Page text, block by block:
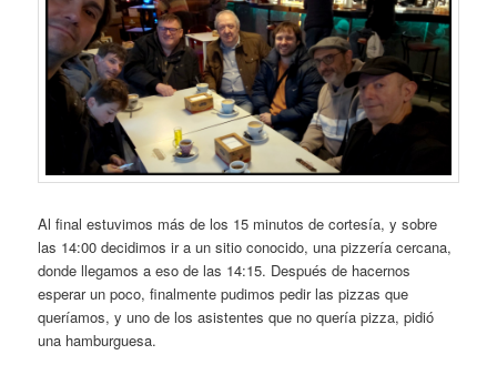
Al final estuvimos más de los 15 minutos de cortesía, y sobre
las 14:00 decidimos ir a un sitio conocido, una pizzería cercana,
donde llegamos a eso de las 14:15. Después de hacernos
esperar un poco, finalmente pudimos pedir las pizzas que
queríamos, y uno de los asistentes que no quería pizza, pidió
una hamburguesa.